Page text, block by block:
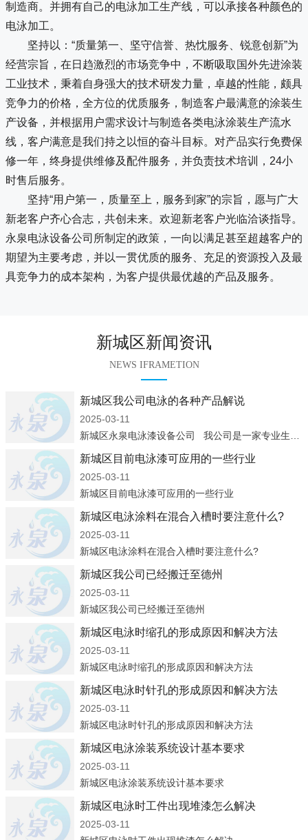
制造商。并拥有自己的电泳加工生产线，可以承接各种颜色的
电泳加工。
坚持以：“质量第一、坚守信誉、热忱服务、锐意创新”为
经营宗旨，在日趋激烈的市场竞争中，不断吸取国外先进涂装
工业技术，秉着自身强大的技术研发力量，卓越的性能，颇具
竞争力的价格，全方位的优质服务，制造客户最满意的涂装生
产设备，并根据用户需求设计与制造各类电泳涂装生产流水
线，客户满意是我们持之以恒的奋斗目标。对产品实行免费保
修一年，终身提供维修及配件服务，并负责技术培训，24小
时售后服务。
坚持“用户第一，质量至上，服务到家”的宗旨，愿与广大
新老客户齐心合志，共创未来。欢迎新老客户光临洽谈指导。
永泉电泳设备公司所制定的政策，一向以满足甚至超越客户的
期望为主要考虑，并以一贯优质的服务、充足的资源投入及最
具竞争力的成本架构，为客户提供最优越的产品及服务。
新城区新闻资讯
NEWS IFRAMETION
新城区我公司电泳的各种产品解说
2025-03-11
新城区永泉电泳漆设备公司 我公司是一家专业生产：电泳涂料、电泳设备、凃装设备企业，集设计、制造、安装、调试及售后服务于一体，经过多年来的发展，已成为国内较具规模的电泳涂料生产商、涂装
新城区目前电泳漆可应用的一些行业
2025-03-11
新城区目前电泳漆可应用的一些行业
新城区电泳涂料在混合入槽时要注意什么?
2025-03-11
新城区电泳涂料在混合入槽时要注意什么?
新城区我公司已经搬迁至德州
2025-03-11
新城区我公司已经搬迁至德州
新城区电泳时缩孔的形成原因和解决方法
2025-03-11
新城区电泳时缩孔的形成原因和解决方法
新城区电泳时针孔的形成原因和解决方法
2025-03-11
新城区电泳时针孔的形成原因和解决方法
新城区电泳涂装系统设计基本要求
2025-03-11
新城区电泳涂装系统设计基本要求
新城区电泳时工件出现堆漆怎么解决
2025-03-11